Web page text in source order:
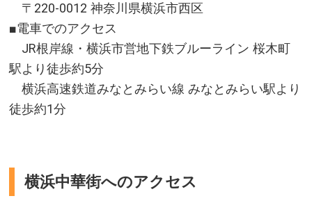
〒220-0012 神奈川県横浜市西区
■電車でのアクセス
JR根岸線・横浜市営地下鉄ブルーライン 桜木町
駅より徒歩約5分
横浜高速鉄道みなとみらい線 みなとみらい駅より
徒歩約1分
横浜中華街へのアクセス